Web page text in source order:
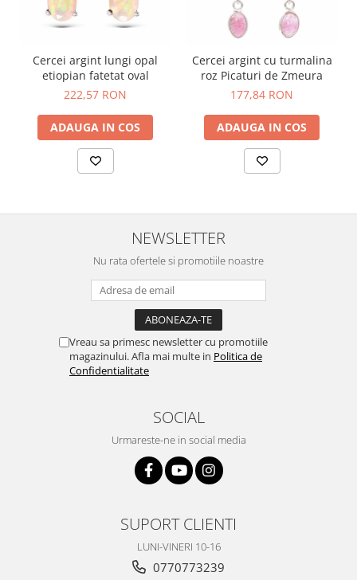
Cercei argint lungi opal
etiopian fatetat oval
222,57 RON
ADAUGA IN COS
Cercei argint cu turmalina
roz Picaturi de Zmeura
177,84 RON
ADAUGA IN COS
NEWSLETTER
Nu rata ofertele si promotiile noastre
Vreau sa primesc newsletter cu promotiile
magazinului. Afla mai multe in Politica de
Confidentialitate
SOCIAL
Urmareste-ne in social media
SUPORT CLIENTI
LUNI-VINERI 10-16
0770773239